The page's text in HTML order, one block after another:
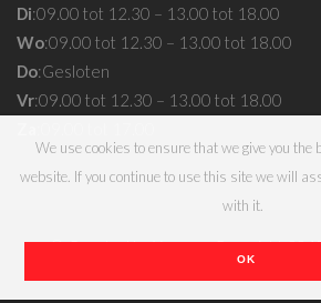
We use cookies to ensure that we give you the
website. If you continue to use this site we will
with it.
OK
Di:09.00 tot 12.30 – 13.00 tot 18.00
Wo:09.00 tot 12.30 – 13.00 tot 18.00
Do:Gesloten
Vr:09.00 tot 12.30 – 13.00 tot 18.00
© Created by Xpoos – Copyright